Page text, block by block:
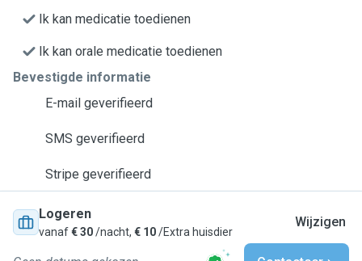
Ik kan medicatie toedienen
Ik kan orale medicatie toedienen
Bevestigde informatie
E-mail geverifieerd
SMS geverifieerd
Stripe geverifieerd
Logeren
vanaf€ 30/nacht, € 10/Extra huisdier
Wijzigen